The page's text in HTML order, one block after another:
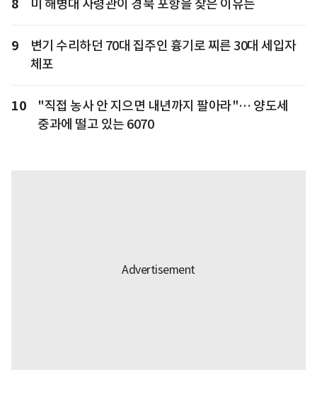
8 미 해병대 사령관이 경북 포항을 찾은 이유는
9
변기 수리하던 70대 집주인 흉기로 찌른 30대 세입자
체포
10
"직접 농사 안 지으면 내년까지 팔아라"… 양도세
중과에 떨고 있는 6070